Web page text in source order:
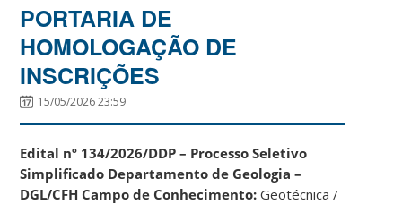
PORTARIA DE
HOMOLOGAÇÃO DE
INSCRIÇÕES
15/05/2026 23:59
Edital nº 134/2026/DDP – Processo Seletivo
Simplificado Departamento de Geologia –
DGL/CFH Campo de Conhecimento: Geotécnica /